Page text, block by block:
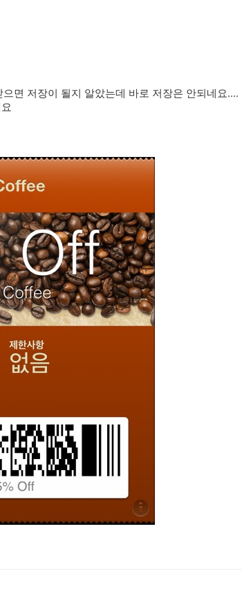
면 저장이 될지 알았는데 바로 저장은 안되네요....